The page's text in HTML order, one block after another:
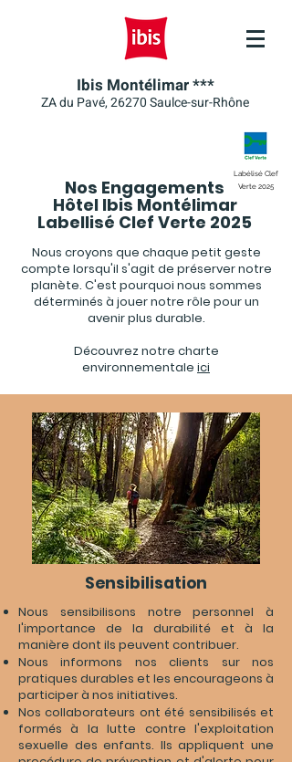
Ibis Montélimar ***
ZA du Pavé, 26270 Saulce-sur-Rhône
Labélisé Clef
Verte 2025
Nos Engagements
Hôtel Ibis Montélimar
Labellisé Clef Verte 2025
Nous croyons que chaque petit geste
compte lorsqu'il s'agit de préserver notre
planète. C'est pourquoi nous sommes
déterminés à jouer notre rôle pour un
avenir plus durable.
Découvrez notre charte
environnementale ici
Sensibilisation
Nous sensibilisons notre personnel à
l'importance de la durabilité et à la
manière dont ils peuvent contribuer.
Nous informons nos clients sur nos
pratiques durables et les encourageons à
participer à nos initiatives.
Nos collaborateurs ont été sensibilisés et
formés à la lutte contre l'exploitation
sexuelle des enfants. Ils appliquent une